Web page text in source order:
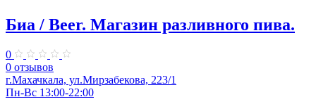
Биа / Beer. Магазин разливного пива.
0
0 отзывов
г.Махачкала, ул.Мирзабекова, 223/1
Пн-Вс 13:00-22:00